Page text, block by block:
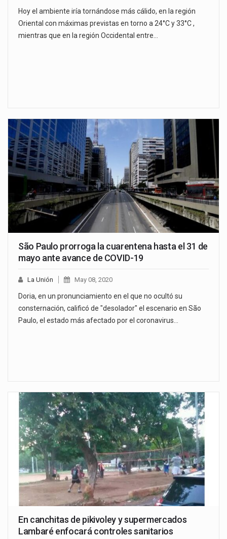
Hoy el ambiente iría tornándose más cálido, en la región
Oriental con máximas previstas en torno a 24°C y 33°C ,
mientras que en la región Occidental entre…
São Paulo prorroga la cuarentena hasta el 31 de
mayo ante avance de COVID-19
La Unión May 08, 2020
Doria, en un pronunciamiento en el que no ocultó su
consternación, calificó de "desolador" el escenario en São
Paulo, el estado más afectado por el coronavirus…
En canchitas de pikivoley y supermercados
Lambaré enfocará controles sanitarios